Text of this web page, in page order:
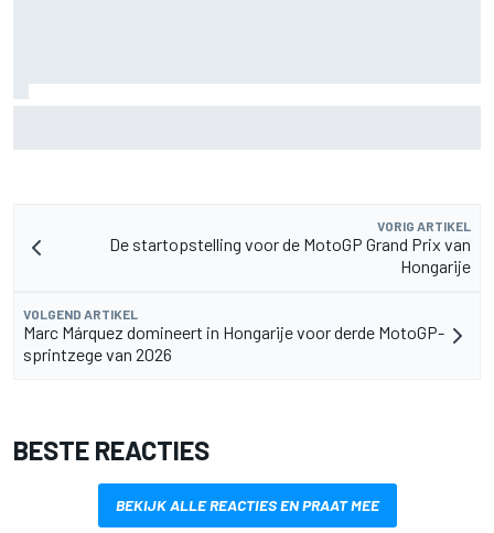
VORIG ARTIKEL
De startopstelling voor de MotoGP Grand Prix van
Hongarije
VOLGEND ARTIKEL
Marc Márquez domineert in Hongarije voor derde MotoGP-
sprintzege van 2026
BESTE REACTIES
BEKIJK ALLE REACTIES EN PRAAT MEE